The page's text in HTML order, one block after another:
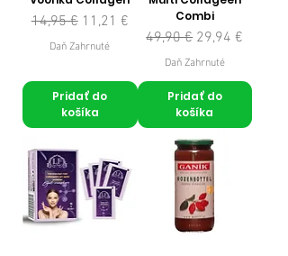
Normálna cena
14,95 € Zľavnená cena
11,21 €
Daň Zahrnuté
Pridať do
košíka
Combi
Normálna cena
49,90 € Zľavnená cena
29,94 €
Daň Zahrnuté
Pridať do
košíka